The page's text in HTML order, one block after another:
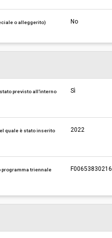
o alleggerito) No
previsto all'interno
Sì
quale è stato inserito
2022
programma triennale